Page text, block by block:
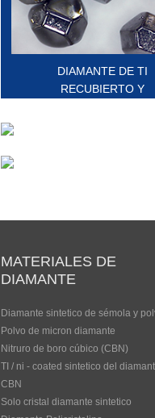
DIAMANTE DE TI
RECUBIERTO Y
MATERIALES DE
DIAMANTE
Diamante sintetico de sémola y
Polvo de micron diamante
Nitruro de boro cúbico (CBN)
TI / ni - coated sintetico del
CBN
Solo cristal diamante sintetico